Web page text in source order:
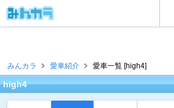
みんカラ 愛車紹介 愛車一覧 [high4]
high4